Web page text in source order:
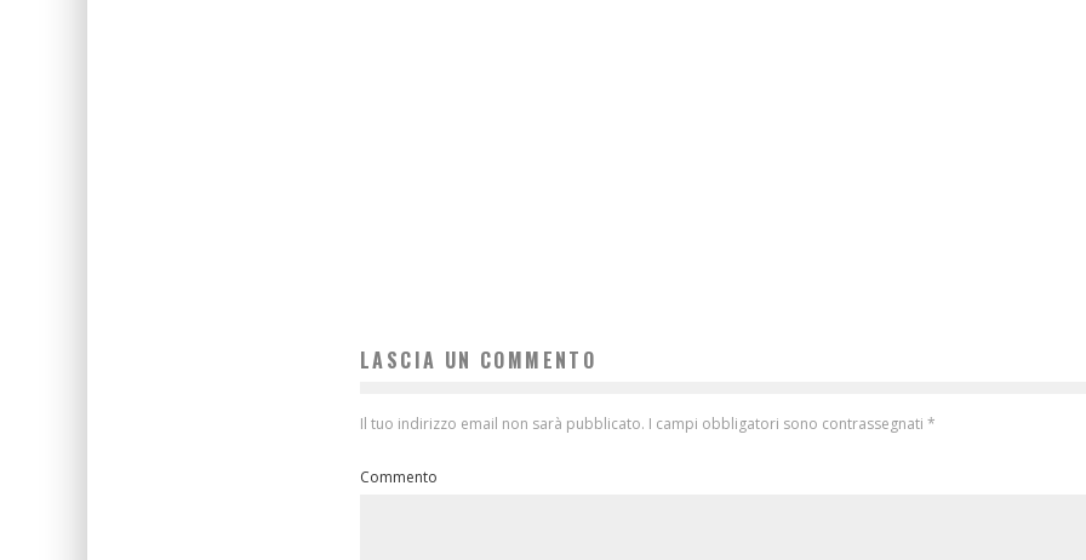
LASCIA UN COMMENTO
Il tuo indirizzo email non sarà pubblicato. I campi obbligatori sono contrassegnati *
Commento